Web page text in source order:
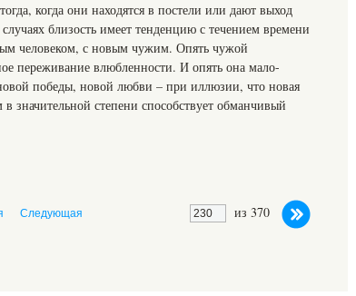
когда они находятся в постели или дают выход
близость имеет тенденцию с течением времени
человеком, с новым чужим. Опять чужой
переживание влюбленности. И опять она мало-
победы, новой любви – при иллюзии, что новая
значительной степени способствует обманчивый
из 370
Следующая